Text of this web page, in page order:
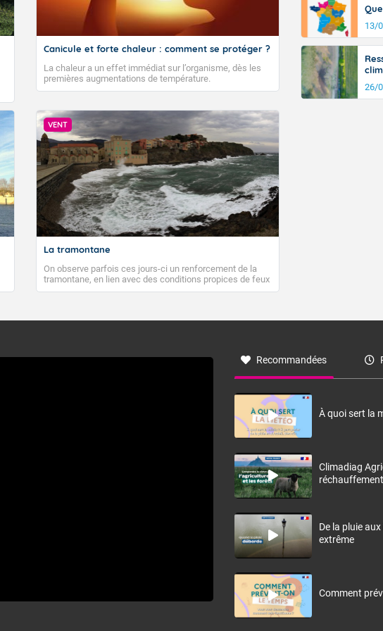
Canicule et forte chaleur : comment se protéger ?
La chaleur a un effet immédiat sur l’organisme, dès les
premières augmentations de température.
VENT
La tramontane
On observe parfois ces jours-ci un renforcement de la
tramontane, en lien avec des conditions propices de feux
de forêt. Mais qu'est-ce que la tramontane ? Quelles sont
à nord-ouest, dans un secteur qui part du Roussillon à la
monts, en allusion aux régions montagneuses d’où
13/
26/
Recommandées
À quoi sert la
Climadiag
De la pluie
extrême
Comment